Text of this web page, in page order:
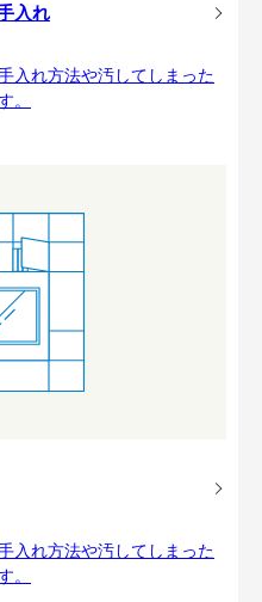
入れ
入れ方法や汚してしまった
。
入れ方法や汚してしまった
。